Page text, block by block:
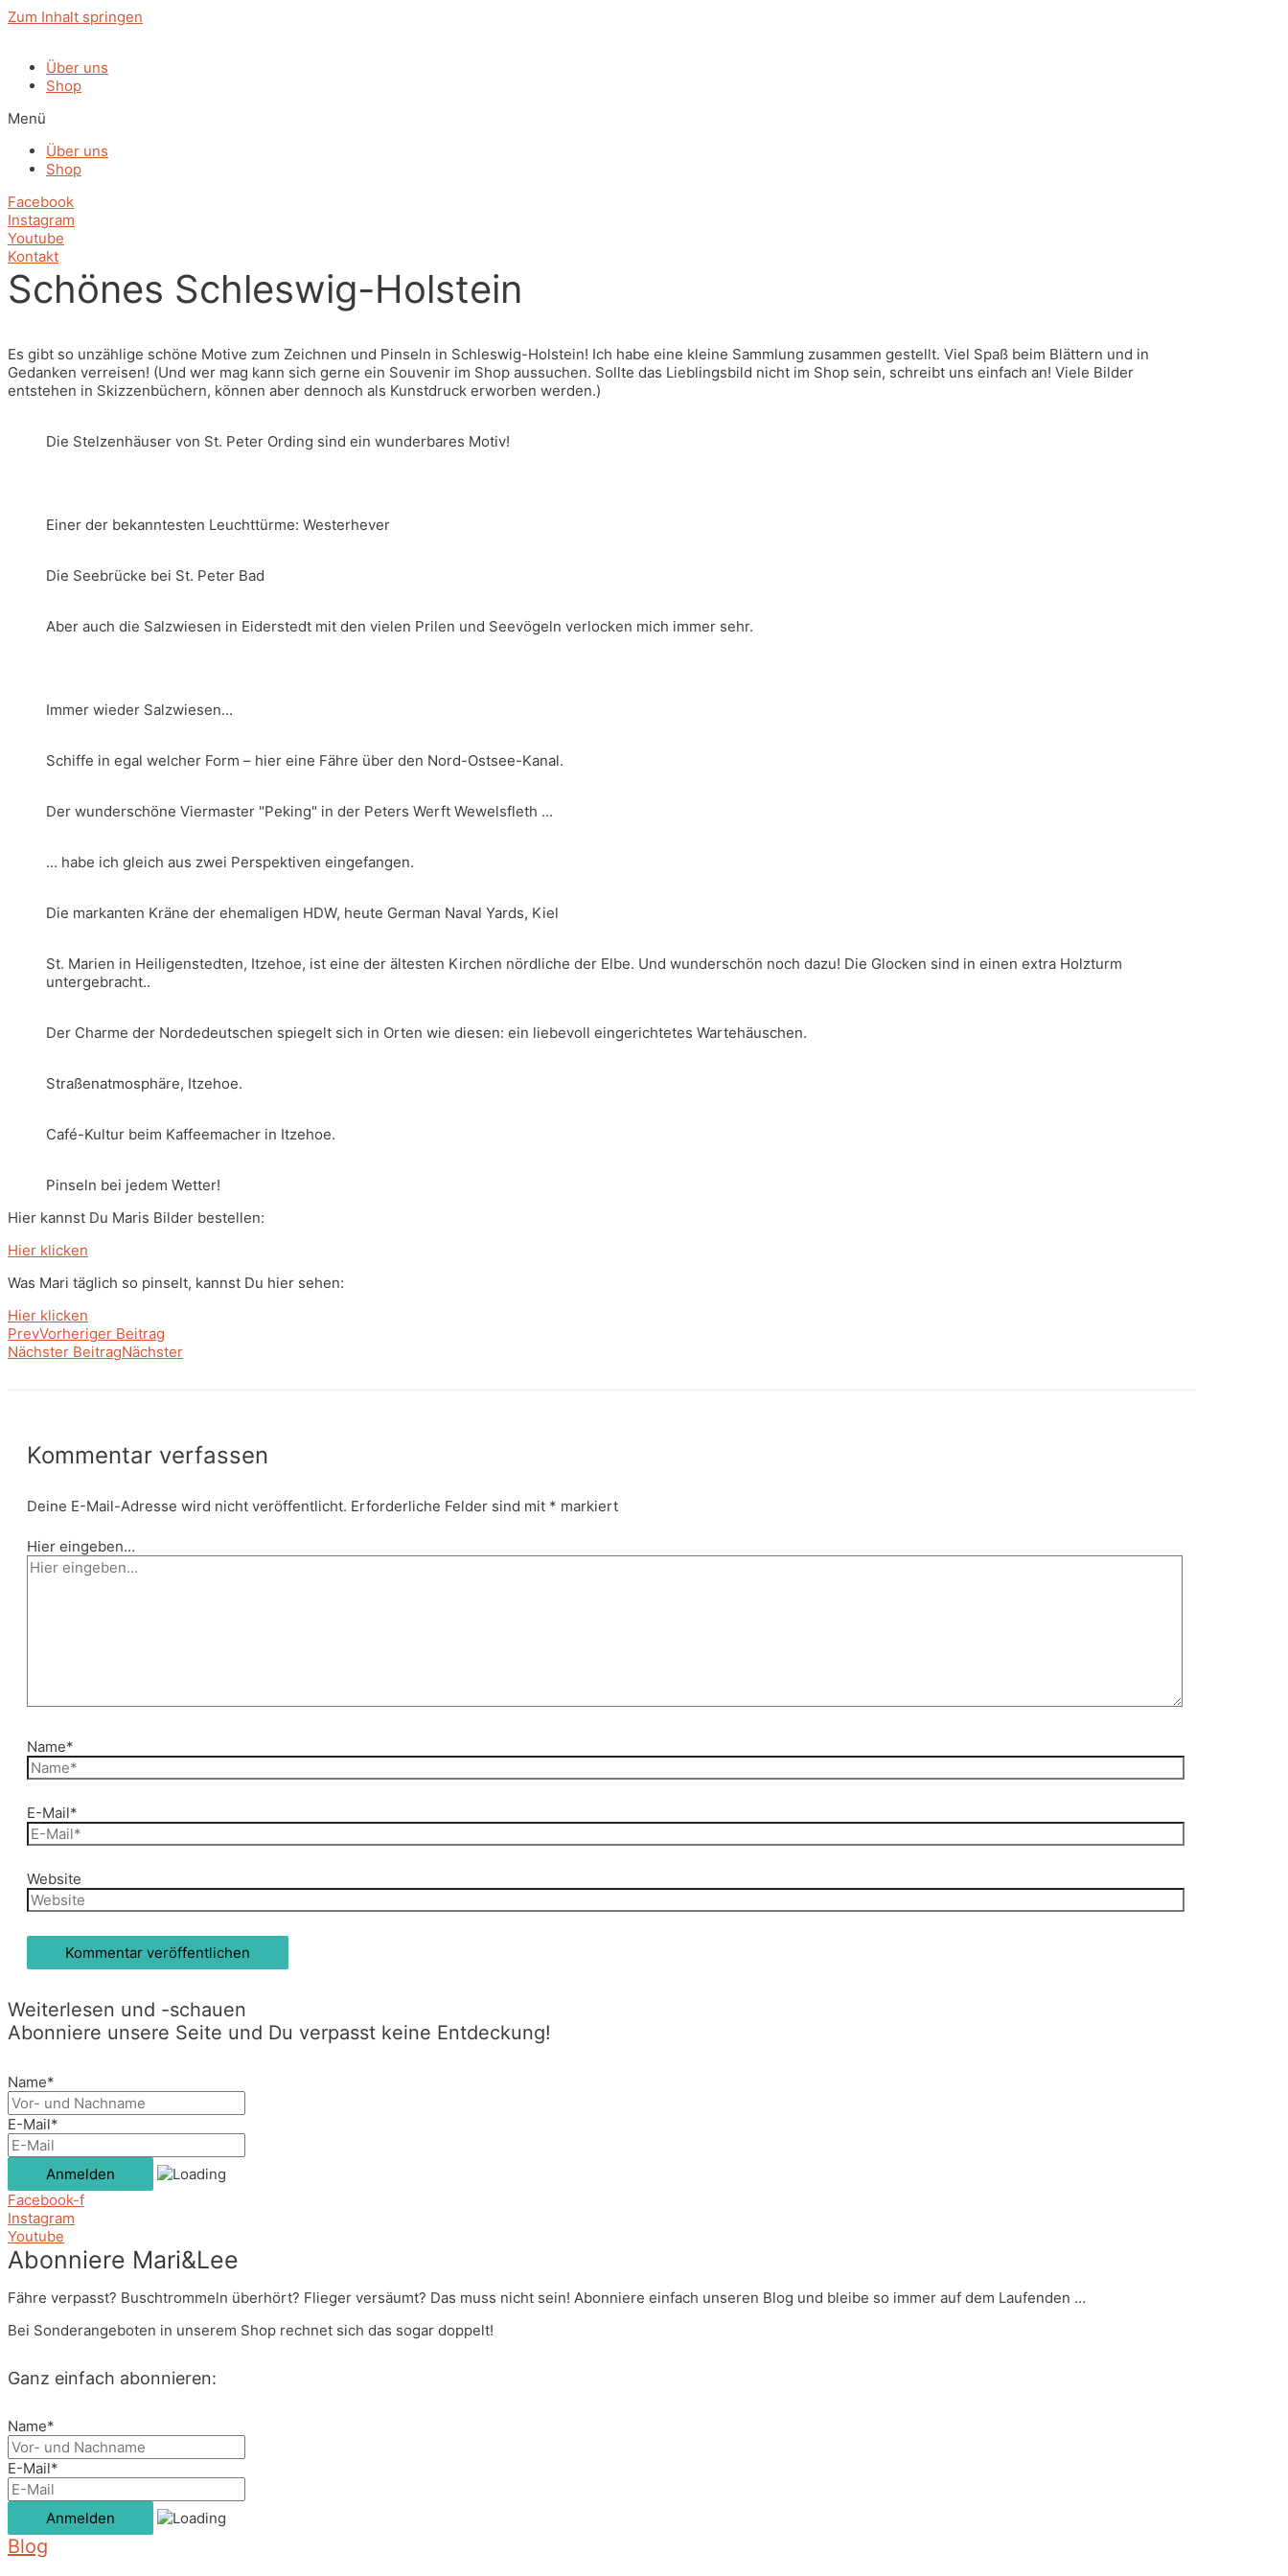
Zum Inhalt springen
Über uns
Shop
Menü
Über uns
Shop
Facebook
Instagram
Youtube
Kontakt
Schönes Schleswig-Holstein
Es gibt so unzählige schöne Motive zum Zeichnen und Pinseln in Schleswig-Holstein! Ich habe eine kleine Sammlung zusammen gestellt. Viel Spaß beim Blättern und in
Gedanken verreisen! (Und wer mag kann sich gerne ein Souvenir im Shop aussuchen. Sollte das Lieblingsbild nicht im Shop sein, schreibt uns einfach an! Viele Bilder
entstehen in Skizzenbüchern, können aber dennoch als Kunstdruck erworben werden.)
Die Stelzenhäuser von St. Peter Ording sind ein wunderbares Motiv!
Einer der bekanntesten Leuchttürme: Westerhever
Die Seebrücke bei St. Peter Bad
Aber auch die Salzwiesen in Eiderstedt mit den vielen Prilen und Seevögeln verlocken mich immer sehr.
Immer wieder Salzwiesen...
Schiffe in egal welcher Form – hier eine Fähre über den Nord-Ostsee-Kanal.
Der wunderschöne Viermaster "Peking" in der Peters Werft Wewelsfleth ...
... habe ich gleich aus zwei Perspektiven eingefangen.
Die markanten Kräne der ehemaligen HDW, heute German Naval Yards, Kiel
St. Marien in Heiligenstedten, Itzehoe, ist eine der ältesten Kirchen nördliche der Elbe. Und wunderschön noch dazu! Die Glocken sind in einen extra Holzturm
untergebracht..
Der Charme der Nordedeutschen spiegelt sich in Orten wie diesen: ein liebevoll eingerichtetes Wartehäuschen.
Straßenatmosphäre, Itzehoe.
Café-Kultur beim Kaffeemacher in Itzehoe.
Pinseln bei jedem Wetter!
Hier kannst Du Maris Bilder bestellen:
Hier klicken
Was Mari täglich so pinselt, kannst Du hier sehen:
Hier klicken
PrevVorheriger Beitrag
Nächster BeitragNächster
Kommentar verfassen
Deine E-Mail-Adresse wird nicht veröffentlicht. Erforderliche Felder sind mit * markiert
Hier eingeben…
Name*
E-Mail*
Website
Weiterlesen und -schauen
Abonniere unsere Seite und Du verpasst keine Entdeckung!
Name*
E-Mail*
Facebook-f
Instagram
Youtube
Abonniere Mari&Lee
Fähre verpasst? Buschtrommeln überhört? Flieger versäumt? Das muss nicht sein! Abonniere einfach unseren Blog und bleibe so immer auf dem Laufenden …
Bei Sonderangeboten in unserem Shop rechnet sich das sogar doppelt!
Ganz einfach abonnieren:
Name*
E-Mail*
Blog